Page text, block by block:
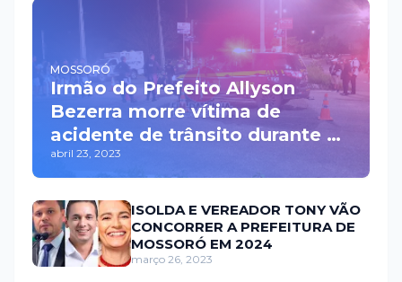
MOSSORÓ
Irmão do Prefeito Allyson
Bezerra morre vítima de
acidente de trânsito durante a
madrugada na BR 110 em
Mossoró
abril 23, 2023
ISOLDA E VEREADOR TONY VÃO
CONCORRER A PREFEITURA DE
MOSSORÓ EM 2024
março 26, 2023